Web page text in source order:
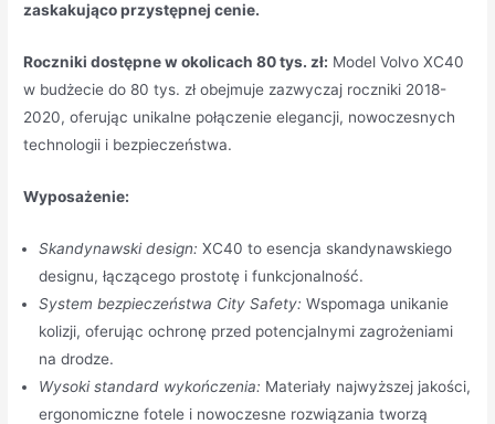
zaskakująco przystępnej cenie.
Roczniki dostępne w okolicach 80 tys. zł: Model Volvo XC40
w budżecie do 80 tys. zł obejmuje zazwyczaj roczniki 2018-
2020, oferując unikalne połączenie elegancji, nowoczesnych
technologii i bezpieczeństwa.
Wyposażenie:
Skandynawski design: XC40 to esencja skandynawskiego
designu, łączącego prostotę i funkcjonalność.
System bezpieczeństwa City Safety: Wspomaga unikanie
kolizji, oferując ochronę przed potencjalnymi zagrożeniami
na drodze.
Wysoki standard wykończenia: Materiały najwyższej jakości,
ergonomiczne fotele i nowoczesne rozwiązania tworzą